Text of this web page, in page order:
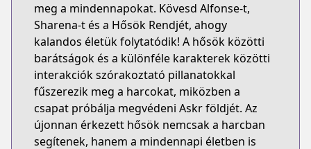
meg a mindennapokat. Kövesd Alfonse-t,
Sharena-t és a Hősök Rendjét, ahogy
kalandos életük folytatódik! A hősök közötti
barátságok és a különféle karakterek közötti
interakciók szórakoztató pillanatokkal
fűszerezik meg a harcokat, miközben a
csapat próbálja megvédeni Askr földjét. Az
újonnan érkezett hősök nemcsak a harcban
segítenek, hanem a mindennapi életben is